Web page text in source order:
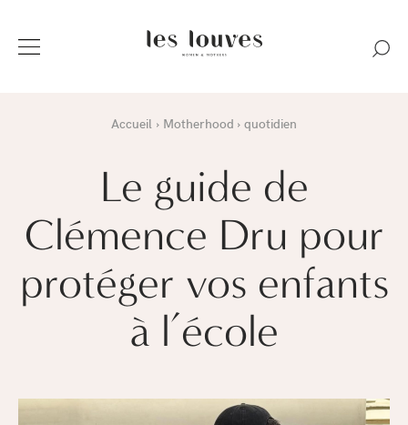
Accueil Motherhood quotidien
Le guide de
Clémence Dru pour
protéger vos enfants
à l’école